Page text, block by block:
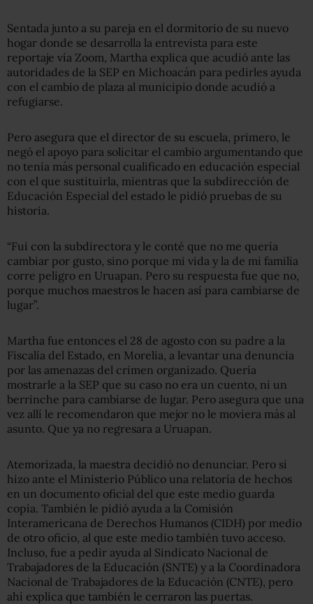
Sentada junto a su pareja en el dormitorio de su nuevo
hogar donde se desarrolla la entrevista para este
reportaje vía Zoom, Martha explica que acudió ante las
autoridades de la SEP en Michoacán para pedirles ayuda
con el cambio de plaza al municipio donde acudió a
refugiarse.
Pero asegura que el director de su escuela, primero, le
negó el apoyo para solicitar el cambio argumentando que
no tenía más personal cualificado en educación especial
con el que sustituirla, mientras que la subdirección de
Educación Especial del estado le pidió pruebas de su
historia.
“Fui con la subdirectora y le conté que no me quería
cambiar por gusto, sino porque mi vida y la de mi familia
corre peligro en Uruapan. Pero su respuesta fue que no,
porque muchos maestros le hacen así para cambiarse de
lugar”.
Martha fue entonces el 28 de agosto con su padre a la
Fiscalía del Estado, en Morelia, a levantar una denuncia
por las amenazas del crimen organizado. Quería
mostrarle a la SEP que su caso no era un cuento, ni un
berrinche para cambiarse de lugar. Pero asegura que una
vez allí le recomendaron que mejor no le moviera más al
asunto. Que ya no regresara a Uruapan.
Atemorizada, la maestra decidió no denunciar. Pero sí
hizo ante el Ministerio Público una relatoría de hechos
en un documento oficial del que este medio guarda
copia. También le pidió ayuda a la Comisión
Interamericana de Derechos Humanos (CIDH) por medio
de otro oficio, al que este medio también tuvo acceso.
Incluso, fue a pedir ayuda al Sindicato Nacional de
Trabajadores de la Educación (SNTE) y a la Coordinadora
Nacional de Trabajadores de la Educación (CNTE), pero
ahí explica que también le cerraron las puertas.